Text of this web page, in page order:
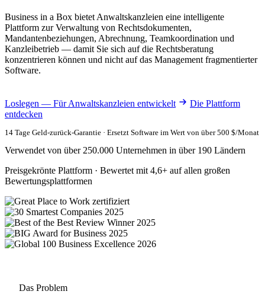
Business in a Box bietet Anwaltskanzleien eine intelligente
Plattform zur Verwaltung von Rechtsdokumenten,
Mandantenbeziehungen, Abrechnung, Teamkoordination und
Kanzleibetrieb — damit Sie sich auf die Rechtsberatung
konzentrieren können und nicht auf das Management fragmentierter
Software.
Loslegen — Für Anwaltskanzleien entwickelt
Die Plattform
entdecken
14 Tage Geld-zurück-Garantie · Ersetzt Software im Wert von über 500 $/Monat
Verwendet von über 250.000 Unternehmen in über 190 Ländern
Preisgekrönte Plattform · Bewertet mit 4,6+ auf allen großen
Bewertungsplattformen
Das Problem